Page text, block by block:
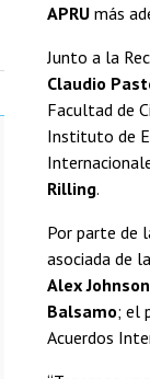
APRU más
Junto a la
Claudio
Facultad de
Instituto de
Rilling.
Por parte de
asociada de
Alex Johnson
Balsamo; el
Acuerdos